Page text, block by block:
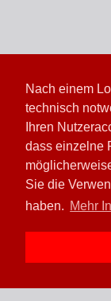
Nach einem
technisch
Ihren
dass einzelne
Sie die
haben. Mehr